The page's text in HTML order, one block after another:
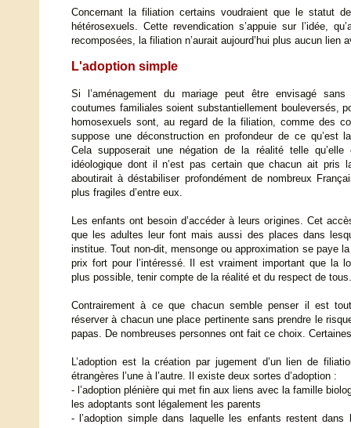
Concernant la filiation certains voudraient que le statut
hétérosexuels. Cette revendication s’appuie sur l’idée,
recomposées, la filiation n’aurait aujourd’hui plus aucun lien
L'adoption simple
Si l’aménagement du mariage peut être envisagé
coutumes familiales soient substantiellement bouleversés,
homosexuels sont, au regard de la filiation, comme des
suppose une déconstruction en profondeur de ce qu’est
Cela supposerait une négation de la réalité telle qu’elle
idéologique dont il n’est pas certain que chacun ait pris
aboutirait à déstabiliser profondément de nombreux
plus fragiles d’entre eux.
Les enfants ont besoin d’accéder à leurs origines. Cet
que les adultes leur font mais aussi des places dans
institue. Tout non-dit, mensonge ou approximation se paye
prix fort pour l’intéressé. Il est vraiment important que la
plus possible, tenir compte de la réalité et du respect de tous.
Contrairement à ce que chacun semble penser il est
réserver à chacun une place pertinente sans prendre le
papas. De nombreuses personnes ont fait ce choix.
L’adoption est la création par jugement d’un lien de
étrangères l’une à l’autre. Il existe deux sortes d’adoption :
- l’adoption plénière qui met fin aux liens avec la famille
les adoptants sont légalement les parents
- l’adoption simple dans laquelle les enfants restent